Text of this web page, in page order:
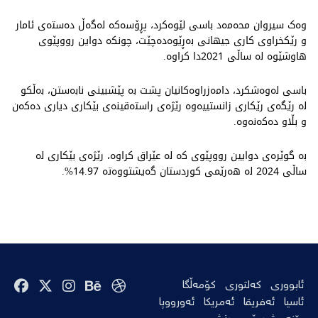
وەک سیروان محەمەد باسی لێوەکرد، پڕۆسەکە لەگەڵ دەستەی ئامار
و رێکخراوی کاری جیهانی بەڕێوەدەچێت، چونکە دواین رووپێوی
هاوشێوە لە ساڵی 2021دا کراوە.
باسی لەوەشکرد، دامەزراوەکانیان پشت بە پێشبینی نابەستن، بەڵکو
لە رێگەی رێکاری زانستییەوە رێژەی راستەقینەی بێکاری دیاری دەکەن
و بڵاو دەکەنەوە.
بە گوێرەی دوایین رووپێوی کە لە عێراق کراوە، رێژەی بێکاری لە
ساڵی 2024 لە هەرێمی کوردستان گەیشتووەتە 14.97%.
ئابووری کەلتوری
کۆمەڵگا
ئاسیا ئەفریقا ئەمریکا ئەورووپا